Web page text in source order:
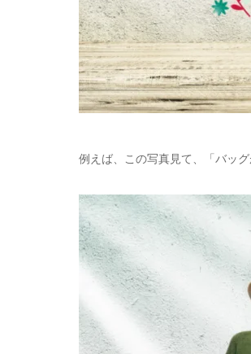
例えば、この写真見て、「バッ